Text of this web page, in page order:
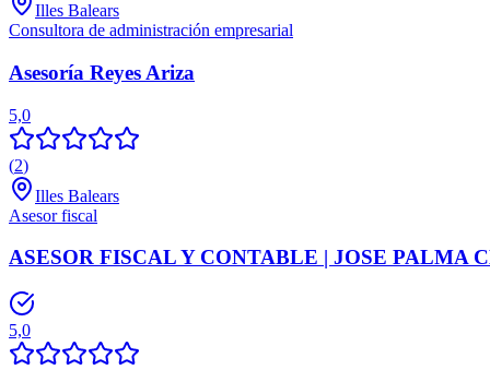
Illes Balears
Consultora de administración empresarial
Asesoría Reyes Ariza
5,0
(2)
Illes Balears
Asesor fiscal
ASESOR FISCAL Y CONTABLE | JOSE PALMA
5,0